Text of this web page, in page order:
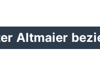
Altmaier